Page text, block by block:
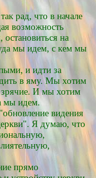
рад, что в начале
возможность
остановиться на
мы идем, с кем мы
и идти за
в яму. Мы хотим
зрячие. И мы хотим
мы идем.
видения
Я думаю, что
прямо